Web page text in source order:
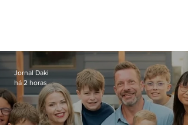
Jornal Daki
há 2 horas